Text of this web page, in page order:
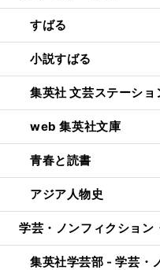
すばる
小説すばる
集英社 文芸ステーショ
web 集英社文庫
青春と読書
アジア人物史
学芸・ノンフィクション
集英社学芸部 - 学芸・